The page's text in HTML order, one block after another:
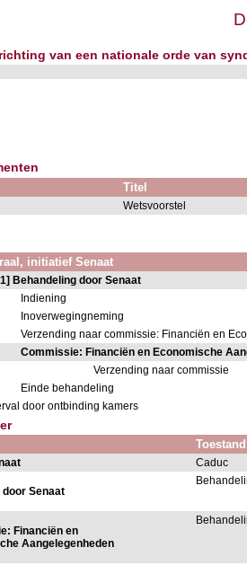
van een nationale orde van
Titel
Wetsvoorstel
initiatief Senaat
Behandeling door Senaat
Indiening
Inoverwegingneming
Verzending naar commissie: Financiën en
Commissie: Financiën en Economische
Verzending naar commissie
Einde behandeling
door ontbinding kamers
Toestand
Caduc
door Senaat
Financiën en
Aangelegenheden